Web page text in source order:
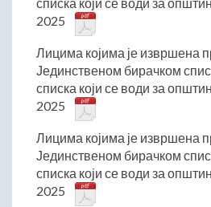
Општина Љубовија
Установе од јавног значаја
АКТИ
Матична служба
Урбанизам и грађевинарство
Борачко-инвалидска заштита
Друштвена брига о деци
Служба за пољопривреду,
2025
Лицима којима је извршена
Јединственом бирачком
списка који се води за
2025
Лицима којима је извршена
Јединственом бирачком
списка који се води за
2025